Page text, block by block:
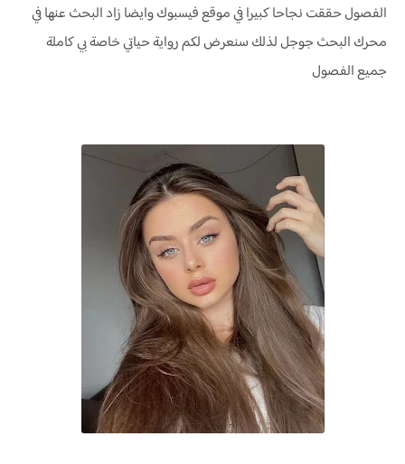
الفصول حققت نجاحا كبيرا في موقع فيسبوك وايضا زاد البحث عنها في
محرك البحث جوجل لذلك سنعرض لكم رواية حياتي خاصة بي كاملة
جميع الفصول